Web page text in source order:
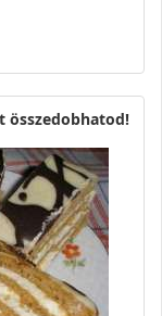
összedobhatod!